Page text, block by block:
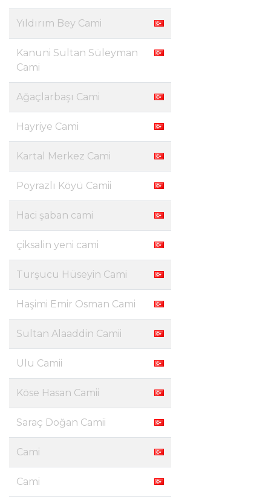
Yıldırım Bey Cami
Kanuni Sultan Süleyman
Cami
Ağaçlarbaşı Cami
Hayriye Cami
Kartal Merkez Cami
Poyrazlı Köyü Camii
Haci şaban cami
çiksalin yeni cami
Turşucu Hüseyin Cami
Haşimi Emir Osman Cami
Sultan Alaaddin Camii
Ulu Camii
Köse Hasan Camii
Saraç Doğan Camii
Cami
Cami